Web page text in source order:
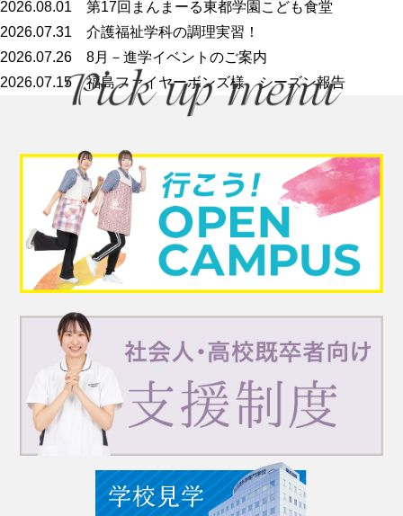
2026.08.01 第17回まんまーる東都学園こども食堂
2026.07.31 介護福祉学科の調理実習！
2026.07.26 8月－進学イベントのご案内
2026.07.15福島ファイヤーボンズ様 シーズン報告